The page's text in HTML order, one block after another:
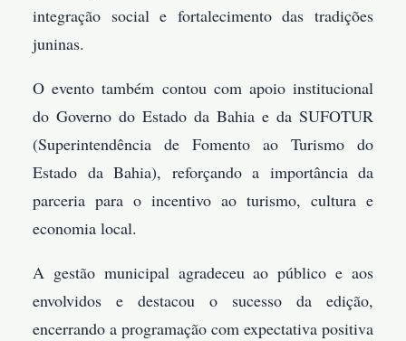
integração social e fortalecimento das tradições
juninas.
O evento também contou com apoio institucional
do Governo do Estado da Bahia e da SUFOTUR
(Superintendência de Fomento ao Turismo do
Estado da Bahia), reforçando a importância da
parceria para o incentivo ao turismo, cultura e
economia local.
A gestão municipal agradeceu ao público e aos
envolvidos e destacou o sucesso da edição,
encerrando a programação com expectativa positiva